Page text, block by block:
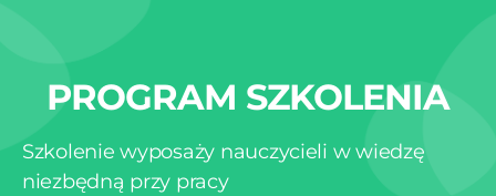
PROGRAM SZKOLENIA
Szkolenie wyposaży nauczycieli w wiedzę
niezbędną przy pracy